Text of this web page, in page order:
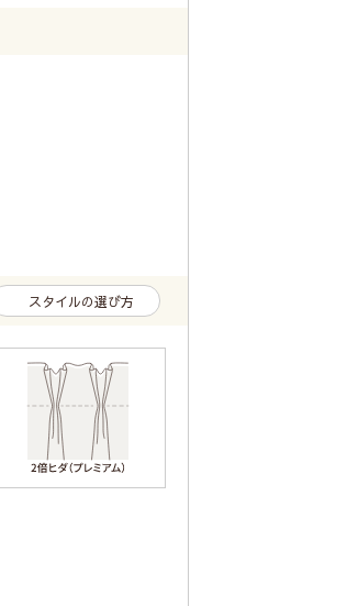
スタイルの選び方